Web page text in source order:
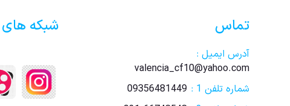
تماس
آدرس ایمیل :
valencia_cf10@yahoo.com
شماره تلفن 1 :
09356481449
شبکه